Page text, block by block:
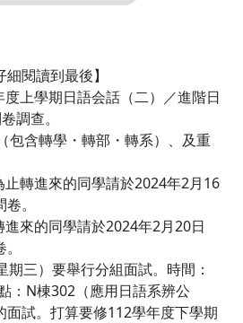
細閱讀到最後】
上學期日語会話（二）／進階日
調查。
包含轉學・轉部・轉系）、及重
轉進來的同學請於2024年2月16
。
來的同學請於2024年2月20日
三）要舉行分組面試。時間：
：N棟302（應用日語系辨公
面試。打算要修112學年度下學期